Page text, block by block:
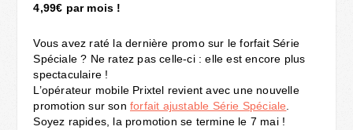
4,99€ par mois !
Vous avez raté la dernière promo sur le forfait Série
Spéciale ? Ne ratez pas celle-ci : elle est encore plus
spectaculaire !
L’opérateur mobile Prixtel revient avec une nouvelle
promotion sur sonforfait ajustable Série Spéciale
Soyez rapides, la promotion se termine le 7 mai !